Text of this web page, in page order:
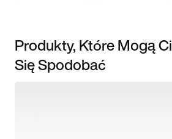
Produkty, Które Mogą Ci
Się Spodobać